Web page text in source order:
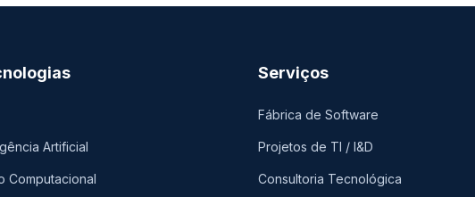
Artificial
Computacional
Serviços
Fábrica de Software
Projetos de TI / I&D
Consultoria Tecnológica